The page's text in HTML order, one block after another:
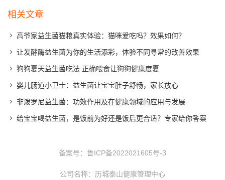
相关文章
高爷家益生菌猫粮真实体验：猫咪爱吃吗？效果如何？
让发酵酶益生菌为你的生活添彩，体验不同寻常的改善效果
狗狗夏天益生菌吃法 正确喂食让狗狗健康度夏
婴儿肠道小卫士：益生菌让宝宝肚子舒畅，家长放心
非泼罗尼益生菌：功效作用及在健康领域的应用与发展
给宝宝喝益生菌，是饭前为好还是饭后更合适？专家给你答案
备案号： 鲁ICP备2022021605号-3
公司名称：历城泰山健康管理中心